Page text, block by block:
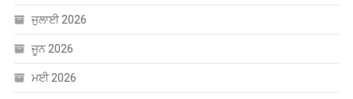
ਜੁਲਾਈ 2026
ਜੂਨ 2026
ਮਈ 2026